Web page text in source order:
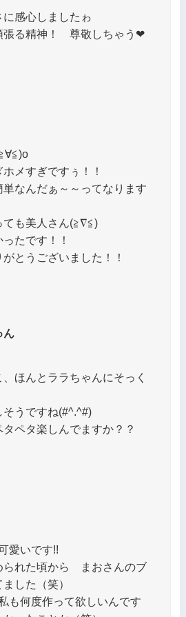
感心しましたゎ
張る精神！ 尊敬しちゃう❤
メすぎですぅ！！
なんだぁ～～ってなります
も美人さん(≧∇≦)
たです！！
とうございました！！
ん
ほんとララちゃんにそっく
うですね(#^.^#)
ペタ楽しんでますか？？
愛いです!!
られた頃から まおさんのブ
した（笑）
も何度作って欲しいんです